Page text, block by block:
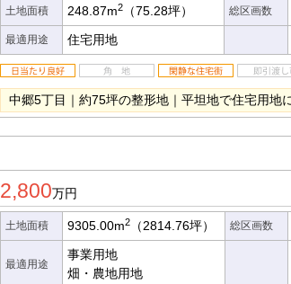
土地面積 248.87m2 （75.28坪） 総区画数
最適用途 住宅用地
中郷5丁目｜約75坪の整形地｜平坦地で住宅用地
2,800万円
土地面積 9305.00m2 （2814.76坪） 総区画数
最適用途
事業用地
畑・農地用地